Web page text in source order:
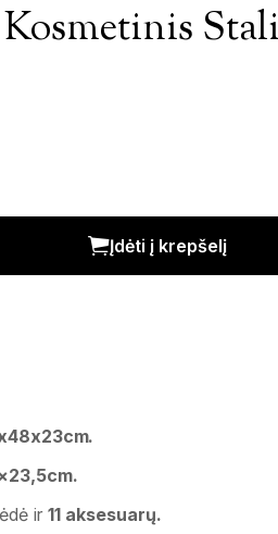
kiekis
Įdėti į krepšelį
ir 11 aksesuarų.